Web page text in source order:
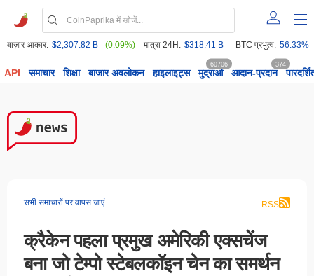
बाज़ार आकार: $2,307.82 B (0.09%) मात्रा 24H: $318.41 B BTC प्रभुत्व: 56.33%
API समाचार शिक्षा बाजार अवलोकन हाइलाइट्स मुद्राओं
60706
आदान-प्रदान
374
सभी समाचारों पर वापस जाएं RSS
क्रैकेन पहला प्रमुख अमेरिकी एक्सचेंज
बना जो टेम्पो स्टेबलकॉइन चेन का समर्थन